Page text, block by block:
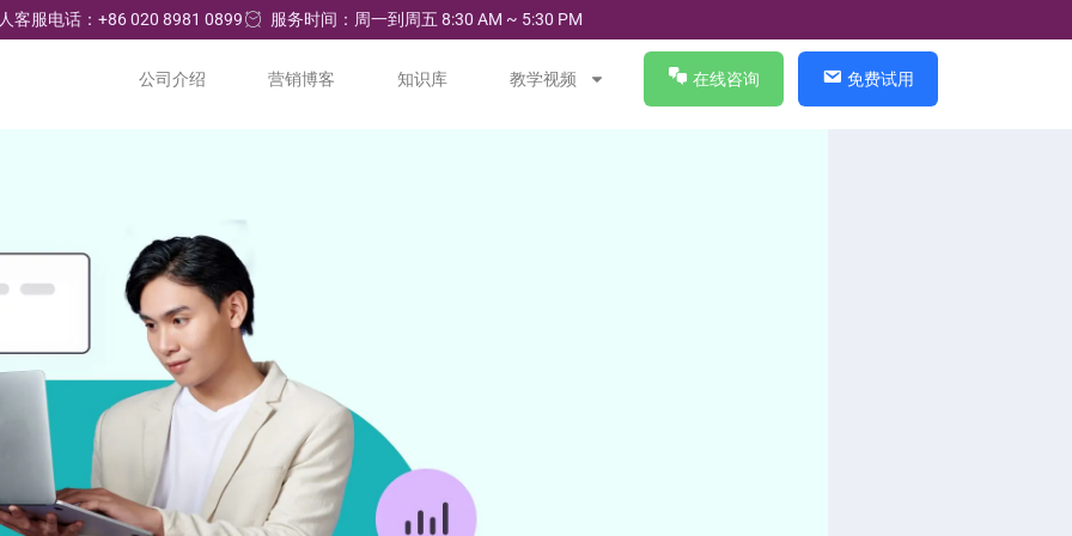
客服电话：+86 020 8981 0899 服务时间：周一到周五 8:30 AM ~ 5:30 PM
公司介绍 营销博客 知识库 教学视频 在线咨询 免费试用